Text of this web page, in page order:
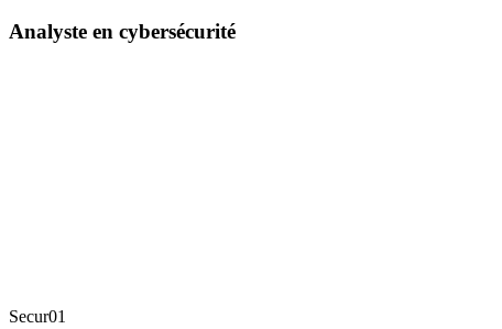
Analyste en cybersécurité
Secur01